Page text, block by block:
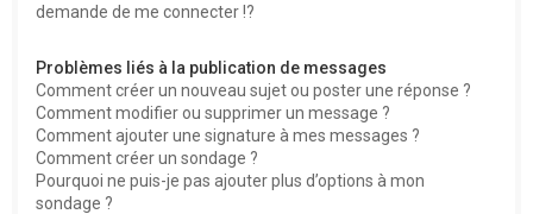
demande de me connecter !?
Problèmes liés à la publication de messages
Comment créer un nouveau sujet ou poster une réponse ?
Comment modifier ou supprimer un message ?
Comment ajouter une signature à mes messages ?
Comment créer un sondage ?
Pourquoi ne puis-je pas ajouter plus d’options à mon
sondage ?